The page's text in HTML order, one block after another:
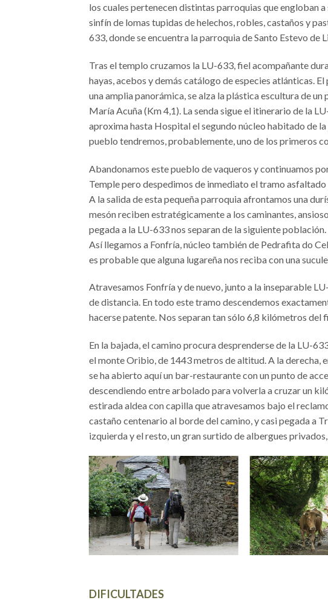
los cuales pertenecen distintas parroquias que engloban
sinfín de lomas tupidas de helechos, robles, castaños y
633, donde se encuentra la parroquia de Santo Estevo de
Tras el templo cruzamos la LU-633, fiel acompañante
hayas, acebos y demás catálogo de especies atlánticas.
una amplia panorámica, se alza la plástica escultura de
María Acuña (Km 4,1). La senda sigue el itinerario de la
aproxima hasta Hospital el segundo núcleo habitado de
pueblo tendremos, probablemente, uno de los primeros
Abandonamos este pueblo de vaqueros y continuamos
Temple pero despedimos de inmediato el tramo asfaltado
A la salida de esta pequeña parroquia afrontamos una
mesón reciben estratégicamente a los caminantes,
pegada a la LU-633 nos separan de la siguiente
Así llegamos a Fonfría, núcleo también de Pedrafita do
es probable que alguna lugareña nos reciba con una
Atravesamos Fonfría y de nuevo, junto a la inseparable
de distancia. En todo este tramo descendemos
hacerse patente. Nos separan tan sólo 6,8 kilómetros
En la bajada, el camino procura desprenderse de la LU-
el monte Oribio, de 1443 metros de altitud. A la derecha,
se ha abierto aquí un bar-restaurante con un punto de
descendiendo entre arbolado para volverla a cruzar un
estirada aldea con capilla que atravesamos bajo el
castaño centenario al borde del camino, y casi pegada a
izquierda y el resto, un gran surtido de albergues
DIFICULTADES